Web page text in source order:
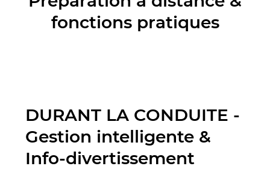
fonctions pratiques
DURANT LA CONDUITE -
Gestion intelligente &
Info-divertissement